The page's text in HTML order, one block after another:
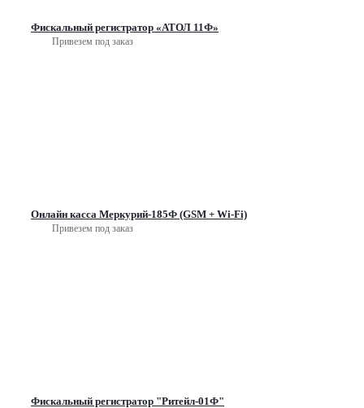
Фискальный регистратор «АТОЛ 11Ф»
Привезем под заказ
Онлайн касса Меркурий-185Ф (GSM + Wi-Fi)
Привезем под заказ
Фискальный регистратор "Ритейл-01Ф"